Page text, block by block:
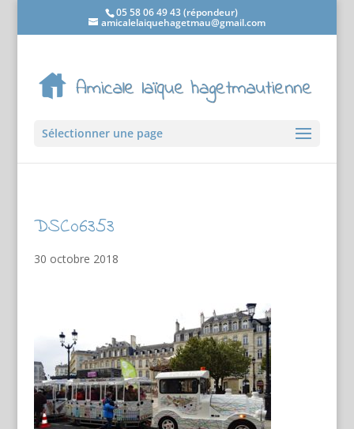
05 58 06 49 43 (répondeur)
amicalelaiquehagetmau@gmail.com
Sélectionner une page
DSC06353
30 octobre 2018